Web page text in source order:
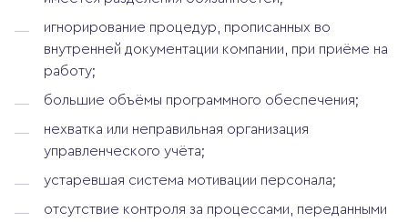
игнорирование процедур, прописанных во
внутренней документации компании, при приёме на
работу;
большие объёмы программного обеспечения;
нехватка или неправильная организация
управленческого учёта;
устаревшая система мотивации персонала;
отсутствие контроля за процессами, переданными